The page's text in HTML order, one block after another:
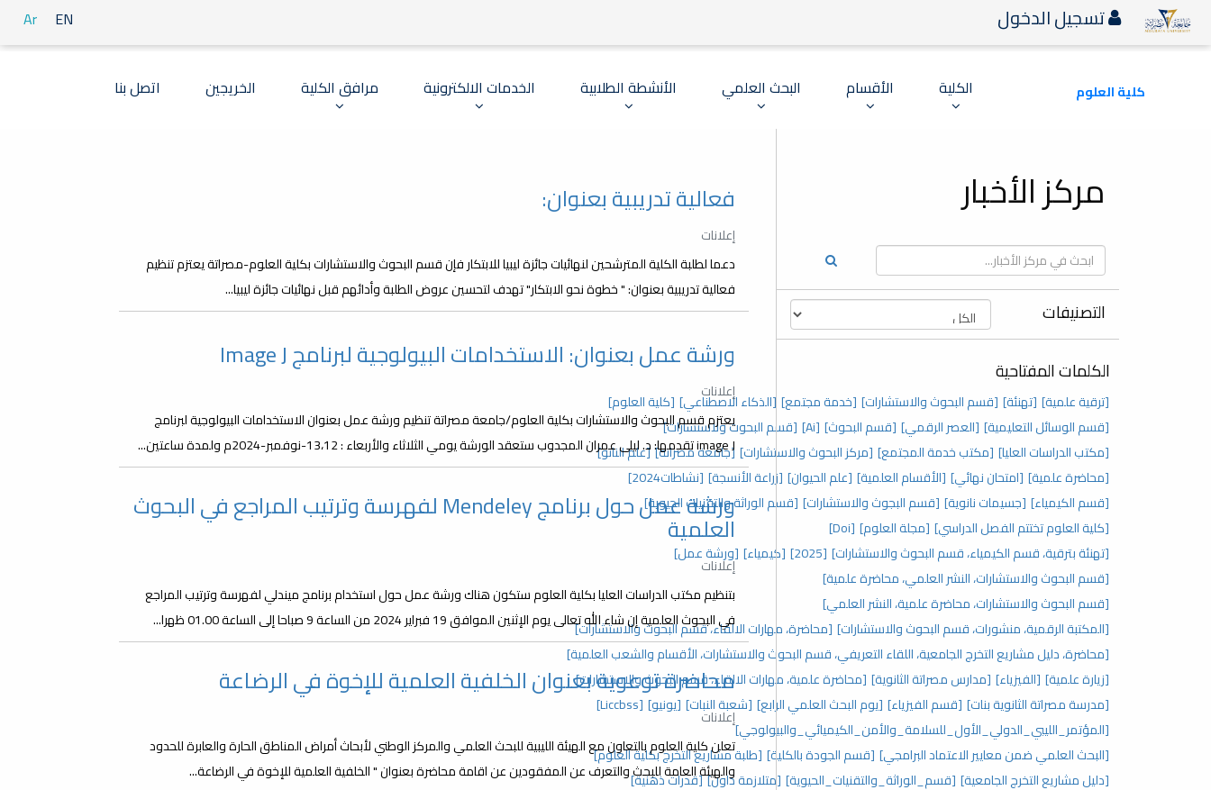
Ar EN تسجيل الدخول
الكلية الأقسام البحث العلمي الأنشطة الطلابية الخدمات الالكترونية مرافق الكلية الخريجين اتصل بنا كلية العلوم
مركز الأخبار
التصنيفات
الكلمات المفتاحية
[ترقية علمية] [تهنئة] [قسم البحوث والاستشارات] [خدمة مجتمع] [الذكاء الاصطناعي] [كلية العلوم]
[قسم الوسائل التعليمية] [العصر الرقمي] [قسم البحوث] [Ai]
[قسم البحوث ولاستشارات]
[مكتب الدراسات العليا] [مكتب خدمة المجتمع] [مركز البحوث والاستشارات] [جامعة مصراتة][علم النانو]
[محاضرة علمية] [امتحان نهائي] [الأقسام العلمية] [علم الحيوان] [زراعة الأنسجة] [نشاطات2024]
[قسم الكيمياء] [جسيمات نانوية] [قسم البجوث والاستشارات] [قسم الوراثة والتقنيات الحيوية]
[كلية العلوم تختتم الفصل الدراسي] [مجلة العلوم] [Doi]
[تهنئة بترقية، قسم الكيمياء، قسم البحوث والاستشارات] [2025] [كيمياء] [ورشة عمل]
[قسم البحوث والاستشارات، النشر العلمي، محاضرة علمية]
[قسم البحوث والاستشارات، محاضرة علمية، النشر العلمي]
[المكتبة الرقمية، منشورات، قسم البحوث والاستشارات] [محاضرة، مهارات الالقاء، قسم البحوث والاستشارات]
[محاضرة، دليل مشاريع التخرج الجامعية، اللقاء التعريفي، قسم البحوث والاستشارات، الأقسام والشعب العلمية]
[زيارة علمية] [الفيزياء] [مدارس مصراتة الثانوية] [محاضرة علمية، مهارات الالقاء، قسم البحوث والاستشارات]
[مدرسة مصراتة الثانوية بنات] [قسم الفيزياء] [يوم البحث العلمي الرابع] [شعبة النبات] [يونيو] [Liccbss]
[المؤتمر_الليبي_الدولي_الأول_للسلامة_والأمن_الكيميائي_والبيولوجي]
[البحث العلمي ضمن معايير الاعتماد البرامجي] [قسم الجودة بالكلية] [طلبة مشاريع التخرج بكلية العلوم]
[دليل مشاريع التخرج الجامعية] [قسم_الوراثة_والتقنيات_الحيوية] [متلازمة داون][قدرات ذهنية]
فعالية تدريبية بعنوان:
إعلانات
دعما لطلبة الكلية المترشحين لنهائيات جائزة ليبيا للابتكار فإن قسم البحوث والاستشارات بكلية العلوم-مصراتة يعتزم تنظيم
فعالية تدريبية بعنوان: " خطوة نحو الابتكار" تهدف لتحسين عروض الطلبة وأدائهم قبل نهائيات جائزة ليبيا...
ورشة عمل بعنوان: الاستخدامات البيولوجية لبرنامج Image J
إعلانات
يعتزم قسم البحوث والاستشارات بكلية العلوم/جامعة مصراتة تنظيم ورشة عمل بعنوان الاستخدامات البيولوجية لبرنامج
image J تقدمها: د. ليلى عمران المجدوب ستعقد الورشة يومي الثلاثاء والأربعاء : 13،12-نوفمبر-2024م ولمدة ساعتين...
ورشة عمل حول برنامج Mendeley لفهرسة وترتيب المراجع في البحوث
العلمية
إعلانات
بتنظيم مكتب الدراسات العليا بكلية العلوم ستكون هناك ورشة عمل حول استخدام برنامج ميندلي لفهرسة وترتيب المراجع
في البحوث العلمية إن شاء الله تعالى يوم الإثنين الموافق 19 فبراير 2024 من الساعة 9 صباحا إلى الساعة 01.00 ظهرا...
محاضرة توعوية بعنوان الخلفية العلمية للإخوة في الرضاعة
إعلانات
تعلن كلية العلوم بالتعاون مع الهيئة الليبية للبحث العلمي والمركز الوطني لأبحاث أمراض المناطق الحارة والعابرة للحدود
والهيئة العامة للبحث والتعرف عن المفقودين عن اقامة محاضرة بعنوان " الخلفية العلمية للإخوة في الرضاعة...